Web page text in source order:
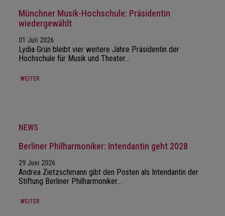
Münchner Musik-Hochschule: Präsidentin
wiedergewählt
01 Juli 2026
Lydia Grün bleibt vier weitere Jahre Präsidentin der
Hochschule für Musik und Theater…
WEITER
NEWS
Berliner Philharmoniker: Intendantin geht 2028
29 Juni 2026
Andrea Zietzschmann gibt den Posten als Intendantin der
Stiftung Berliner Philharmoniker…
WEITER